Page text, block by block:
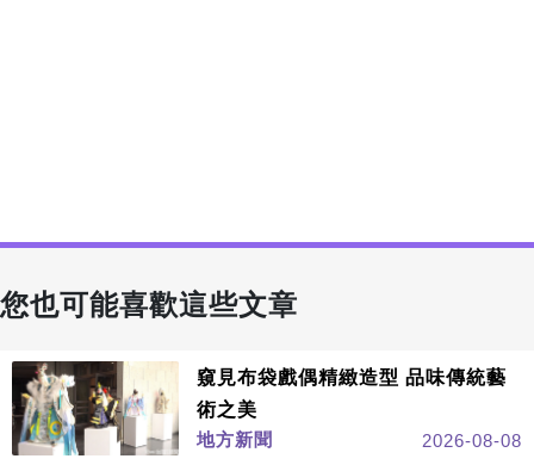
您也可能喜歡這些文章
窺見布袋戲偶精緻造型 品味傳統藝
術之美
地方新聞
2026-08-08